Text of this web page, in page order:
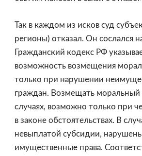
Так в каждом из исков суд
регионы) отказал. Он сослался
Гражданский кодекс РФ
возможность возмещения
только при нарушении
граждан. Возмещать моральный
случаях, возможно только при
в законе обстоятельствах. В
невыплатой субсидии,
имущественные права.